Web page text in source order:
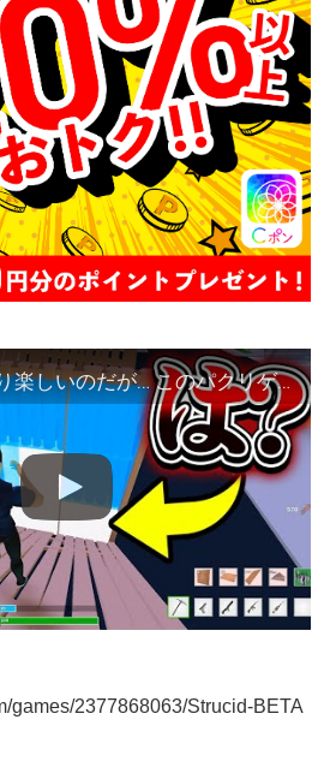
フォートナイトより楽しいのだが… このパクリゲーがヤバいwww【フォートナイト】
games/2377868063/Strucid-BETA